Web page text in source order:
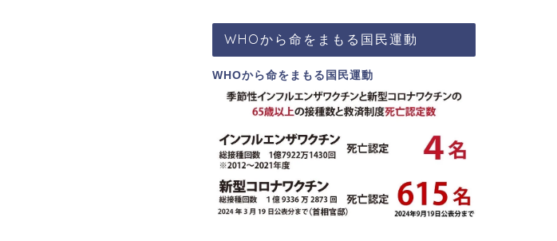
WHOから命をまもる国民運動
WHOから命をまもる国民運動